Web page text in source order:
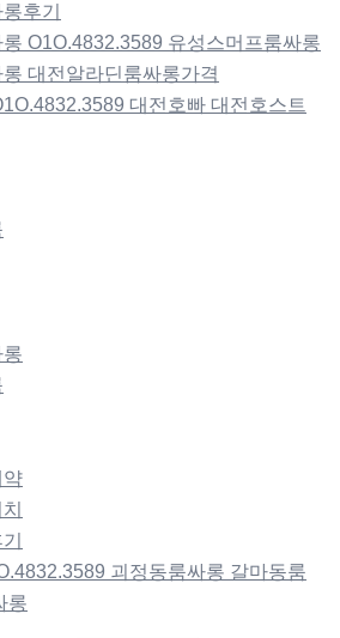
후기
O1O.4832.3589 유성스머프룸싸롱
대전알라딘룸싸롱가격
대전호빠 대전호스트
약
괴정동룸싸롱 갈마동룸
롱